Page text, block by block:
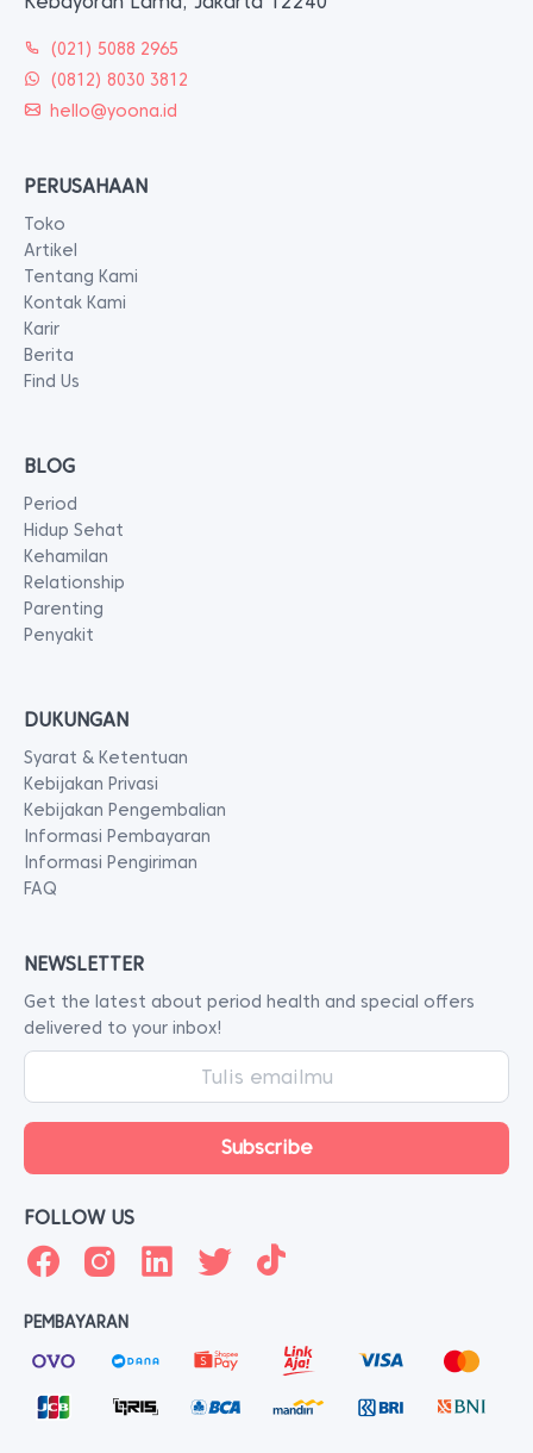
(021) 5088 2965
(0812) 8030 3812
hello@yoona.id
PERUSAHAAN
Toko
Artikel
Tentang Kami
Kontak Kami
Karir
Berita
Find Us
BLOG
Period
Hidup Sehat
Kehamilan
Relationship
Parenting
Penyakit
DUKUNGAN
Syarat & Ketentuan
Kebijakan Privasi
Kebijakan Pengembalian
Informasi Pembayaran
Informasi Pengiriman
FAQ
NEWSLETTER
Get the latest about period health and special offers
delivered to your inbox!
FOLLOW US
PEMBAYARAN